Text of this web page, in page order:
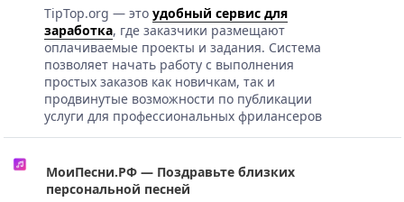
TipTop.org — это удобный сервис для
заработка, где заказчики размещают
оплачиваемые проекты и задания. Система
позволяет начать работу с выполнения
простых заказов как новичкам, так и
продвинутые возможности по публикации
услуги для профессиональных фрилансеров
МоиПесни.РФ — Поздравьте близких
персональной песней